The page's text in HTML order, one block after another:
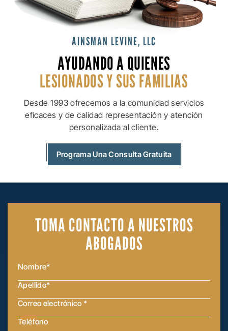
AINSMAN LEVINE, LLC
AYUDANDO A QUIENES
LESIONADOS Y SUSFAMILIAS
Desde 1993 ofrecemos a la comunidad servicios
eficaces y de calidad representación y atención
personalizada al cliente.
Programa Una Consulta Gratuita
TOMA CONTACTOA NUESTROS
ABOGADOS